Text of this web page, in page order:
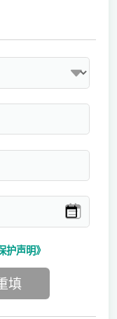
护声明》